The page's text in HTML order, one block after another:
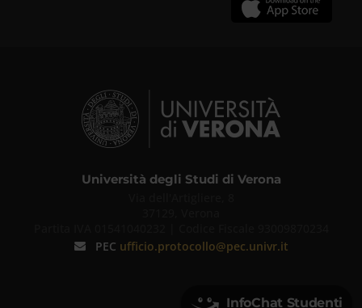
Università degli Studi di Verona
PEC ufficio.protocollo@pec.univr.it
InfoChat Studenti